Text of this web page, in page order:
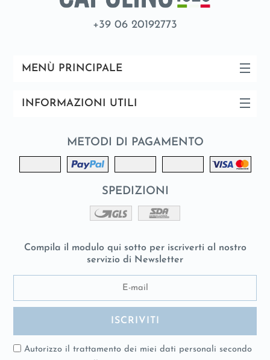
+39 06 20192773
MENÙ PRINCIPALE
INFORMAZIONI UTILI
METODI DI PAGAMENTO
SPEDIZIONI
Compila il modulo qui sotto per iscriverti al nostro
servizio di Newsletter
Autorizzo il trattamento dei miei dati personali secondo